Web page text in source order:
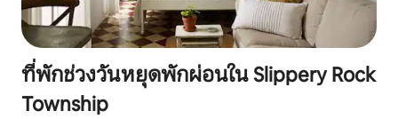
ที่พักช่วงวันหยุดพักผ่อนใน Slippery Rock
Township